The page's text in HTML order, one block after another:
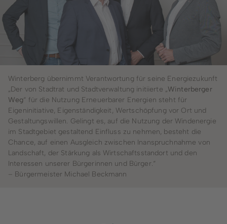
Winterberg übernimmt Verantwortung für seine Energiezukunft
„Der von Stadtrat und Stadtverwaltung initiierte „Winterberger
Weg“ für die Nutzung Erneuerbarer Energien steht für
Eigeninitiative, Eigenständigkeit, Wertschöpfung vor Ort und
Gestaltungswillen. Gelingt es, auf die Nutzung der Windenergie
im Stadtgebiet gestaltend Einfluss zu nehmen, besteht die
Chance, auf einen Ausgleich zwischen Inanspruchnahme von
Landschaft, der Stärkung als Wirtschaftsstandort und den
Interessen unserer Bürgerinnen und Bürger.“
– Bürgermeister Michael Beckmann